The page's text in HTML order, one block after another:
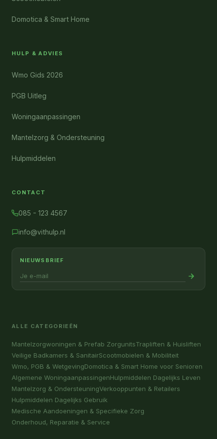
Domotica & Smart Home
HULP & ADVIES
Wmo Gids 2026
PGB Uitleg
Woningaanpassingen
Mantelzorg & Ondersteuning
Hulpmiddelen
CONTACT
085 - 123 4567
info@vithulp.nl
NIEUWSBRIEF
ALLE CATEGORIEËN
Mantelzorgwoningen & Prefab ZorgunitsTrapliften & Huisliften
Veilige Badkamers & SanitairScootmobielen & Mobiliteit
Wmo, PGB & WetgevingDomotica & Smart Home voor Senioren
Algemene WoningaanpassingenHulpmiddelen Dagelijks Leven
Mantelzorg & OndersteuningVerkooppunten & Retailers
Hulpmiddelen Dagelijks Gebruik
Medische Aandoeningen & Specifieke Zorg
Onderhoud, Reparatie & Service